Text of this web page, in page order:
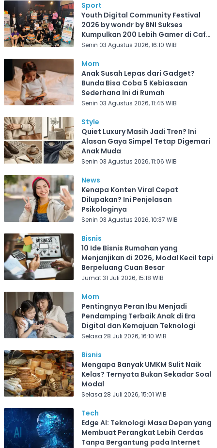
Sport
Youth Digital Community Festival
2026 by wondr by BNI Sukses
Kumpulkan 200 Lebih Gamer di Cafe
Frekuensi Depok
Senin 03 Agustus 2026, 16:10 WIB
Mom
Anak Susah Lepas dari Gadget?
Bunda Bisa Coba 5 Kebiasaan
Sederhana Ini di Rumah
Senin 03 Agustus 2026, 11:45 WIB
Style
Quiet Luxury Masih Jadi Tren? Ini
Alasan Gaya Simpel Tetap Digemari
Anak Muda
Senin 03 Agustus 2026, 11:06 WIB
News
Kenapa Konten Viral Cepat
Dilupakan? Ini Penjelasan
Psikologinya
Senin 03 Agustus 2026, 10:37 WIB
Bisnis
10 Ide Bisnis Rumahan yang
Menjanjikan di 2026, Modal Kecil tapi
Berpeluang Cuan Besar
Jumat 31 Juli 2026, 15:18 WIB
Mom
Pentingnya Peran Ibu Menjadi
Pendamping Terbaik Anak di Era
Digital dan Kemajuan Teknologi
Selasa 28 Juli 2026, 16:10 WIB
Bisnis
Mengapa Banyak UMKM Sulit Naik
Kelas? Ternyata Bukan Sekadar Soal
Modal
Selasa 28 Juli 2026, 15:01 WIB
Tech
Edge AI: Teknologi Masa Depan yang
Membuat Perangkat Lebih Cerdas
Tanpa Bergantung pada Internet